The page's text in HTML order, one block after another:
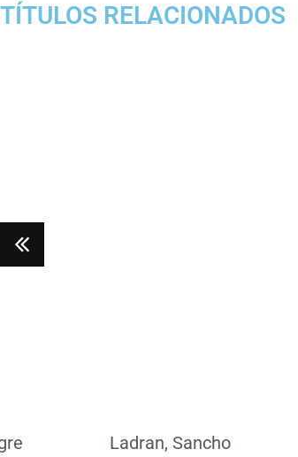
TÍTULOS RELACIONADOS
Ladran, Sancho